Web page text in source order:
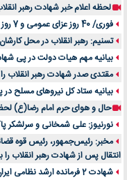
لحظه اعلام خبر شهادت رهبر
فوری/ 40 روز عزای عمومی و 7 روز تعطیلی عمومی در ایران اعلام شد
تسنیم: رهبر انقلاب در محل
بیانیه مهم هیات دولت در پی
مقتدی صدر شهادت رهبر انقلاب
بیانیه ستاد کل نیروهای مسلح
حال و هوای حرم امام رضا(ع)
نورنیوز: علی شمخانی و سرلشکر
مخبر: رئیس‌جمهور، رئیس قوه
انتقال پس ‌از شهادت رهبر انقلاب
شهادت 2 فرمانده ارشد نظامی ایران تایید شد